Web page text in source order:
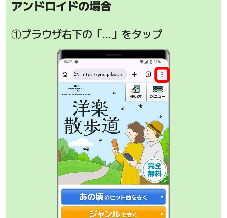
アンドロイドの場合
①ブラウザ右下の「…」をタップ